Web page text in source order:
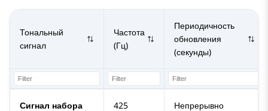
Тональный
сигнал
Частота
(Гц)
Периодичность
обновления
(секунды)
Сигнал набора 425 Непрерывно